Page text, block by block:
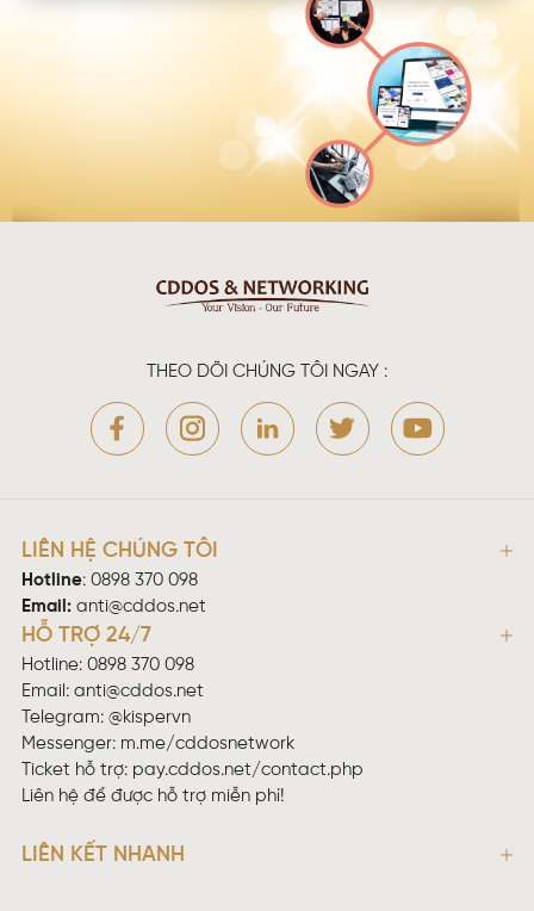
THEO DÕI CHÚNG TÔI NGAY :
LIÊN HỆ CHÚNG TÔI
Hotline: 0898 370 098
Email: anti@cddos.net
HỖ TRỢ 24/7
Hotline: 0898 370 098
Email: anti@cddos.net
Telegram: @kispervn
Messenger: m.me/cddosnetwork
Ticket hỗ trợ: pay.cddos.net/contact.php
Liên hệ để được hỗ trợ miễn phí!
LIÊN KẾT NHANH